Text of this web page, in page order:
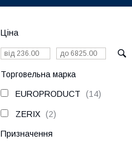
Ціна
Торговельна марка
EUROPRODUCT 14
ZERIX 2
Призначення